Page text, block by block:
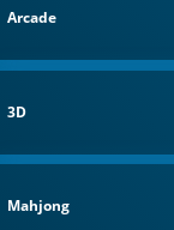
Arcade
3D
Mahjong